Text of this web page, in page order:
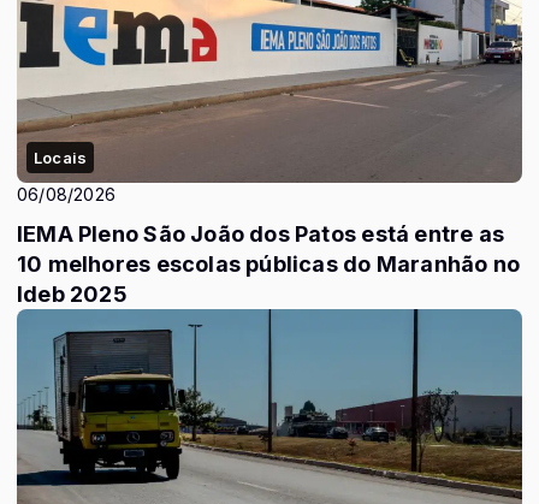
Locais
06/08/2026
IEMA Pleno São João dos Patos está entre as
10 melhores escolas públicas do Maranhão no
Ideb 2025